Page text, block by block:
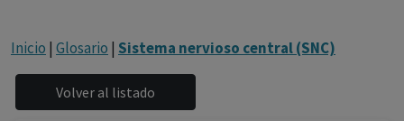
Inicio | Glosario | Sistema nervioso central (SNC)